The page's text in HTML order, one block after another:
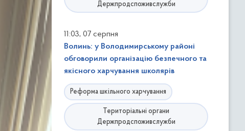
Держпродспоживслужби
11:03, 07 серпня
Волинь: у Володимирському районі
обговорили організацію безпечного та
якісного харчування школярів
Реформа шкільного харчування
Територіальні органи
Держпродспоживслужби